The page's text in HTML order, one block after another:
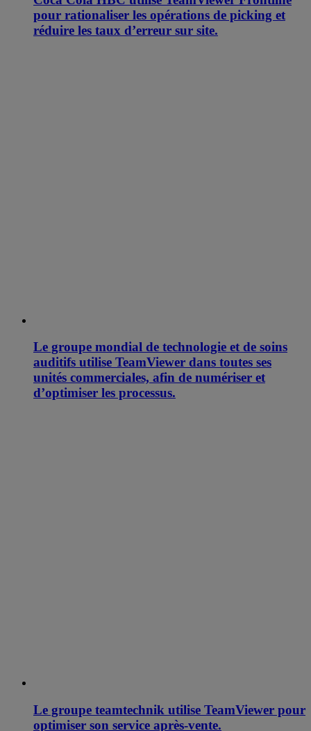
pour rationaliser les opérations de picking et
réduire les taux d’erreur sur site.
Le groupe mondial de technologie et de soins
auditifs utilise TeamViewer dans toutes ses
unités commerciales, afin de numériser et
d’optimiser les processus.
Le groupe teamtechnik utilise TeamViewer pour
optimiser son service après-vente.